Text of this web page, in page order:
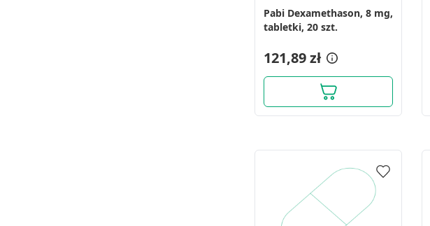
Pabi Dexamethason, 8 mg,
tabletki, 20 szt.
121,89 zł